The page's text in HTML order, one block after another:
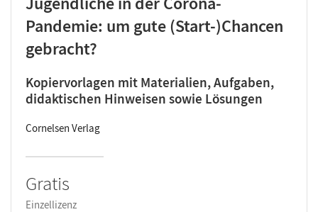
Pandemie: um gute (Start-)Chancen
gebracht?
Kopiervorlagen mit Materialien, Aufgaben,
didaktischen Hinweisen sowie Lösungen
Cornelsen Verlag
Gratis
Einzellizenz